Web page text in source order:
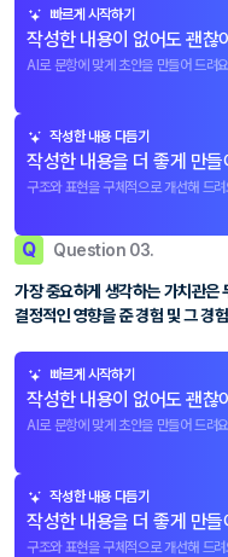
빠르게 시작하기
작성한 내용이 없어도 괜찮
AI로 문항에 맞게 초안을 만들어 드려
작성한 내용 다듬기
작성한 내용을 더 좋게 만들
구조와 표현을 구체적으로 개선해 드려
Q Question 03.
가장 중요하게 생각하는 가치관은
결정적인 영향을 준 경험 및 그 경
빠르게 시작하기
작성한 내용이 없어도 괜찮
AI로 문항에 맞게 초안을 만들어 드려
작성한 내용 다듬기
작성한 내용을 더 좋게 만들
구조와 표현을 구체적으로 개선해 드려